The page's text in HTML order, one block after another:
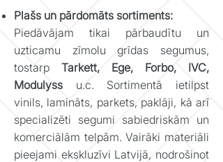
Plašs un pārdomāts sortiments:
Piedāvājam tikai pārbaudītu un
uzticamu zīmolu grīdas segumus,
tostarp Tarkett, Ege, Forbo, IVC,
Modulyss u.c. Sortimentā ietilpst
vinils, lamināts, parkets, paklāji, kā arī
specializēti segumi sabiedriskām un
komerciālām telpām. Vairāki materiāli
pieejami ekskluzīvi Latvijā, nodrošinot